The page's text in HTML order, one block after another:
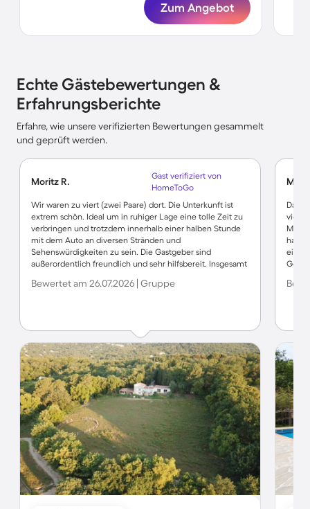
Zum Angebot
Echte Gästebewertungen &
Erfahrungsberichte
Erfahre, wie unsere verifizierten Bewertungen gesammelt
und geprüft werden.
Moritz R.
Gast verifiziert von
HomeToGo
Wir waren zu viert (zwei Paare) dort. Die Unterkunft ist
extrem schön. Ideal um in ruhiger Lage eine tolle Zeit zu
verbringen und trotzdem innerhalb einer halben Stunde
mit dem Auto an diversen Stränden und
Sehenswürdigkeiten zu sein. Die Gastgeber sind
außerordentlich freundlich und sehr hilfsbereit. Insgesamt
wiederkommen!
Bewertet am 26.07.2026 | Gruppe
Das
viel
Man
einen